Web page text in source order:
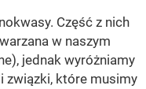
Część z nich
w naszym
jednak wyróżniamy
związki, które musimy